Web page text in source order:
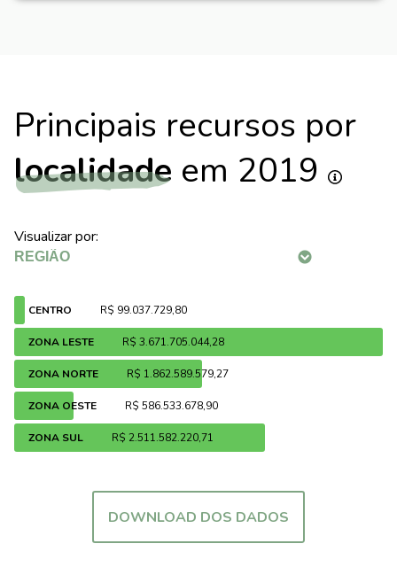
Principais recursos por
localidade em 2019
Visualizar por:
CENTRO R$ 99.037.729,80
ZONA LESTE R$ 3.671.705.044,28
ZONA NORTE R$ 1.862.589.579,27
ZONA OESTE R$ 586.533.678,90
ZONA SUL R$ 2.511.582.220,71
DOWNLOAD DOS DADOS